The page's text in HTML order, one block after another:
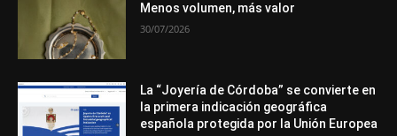
Menos volumen, más valor
30/07/2026
La “Joyería de Córdoba” se convierte en
la primera indicación geográfica
española protegida por la Unión Europea